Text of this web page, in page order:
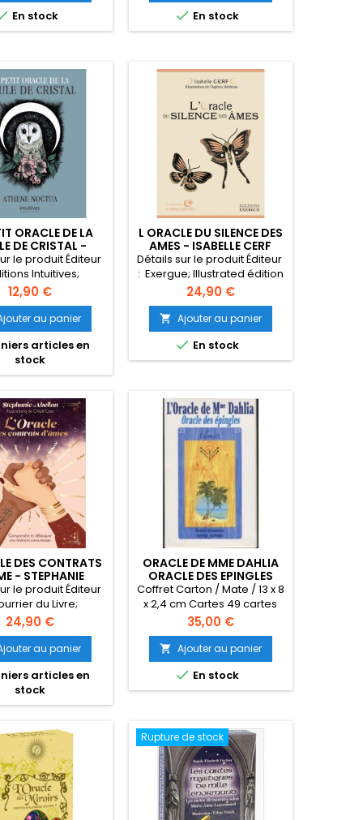
: ‎ 610 g
4.7 x 17.5
En stock  En stock
ORACLE DE LA
DE CRISTAL -
NOCTUA
le produit Éditeur
Intuitives;
édition (15 février
: ‎ Français
ISBN-13 ‏ : ‎ 978-
Poids de l'article
x 13 cm
Prix
12,90 €
au panier
articles en
stock
L ORACLE DU SILENCE DES
AMES - ISABELLE CERF
Détails sur le produit Éditeur ‏
: ‎ Exergue; Illustrated édition
(26 septembre 2024)
Langue ‏ : ‎ Français Relié ‏ :
‎ 248 pages ISBN-10 ‏ :
‎ 2361887983 ISBN-13 ‏ : ‎ 978-
2361887988 Poids de
l'article ‏ : ‎ 410 g Dimensions ‏ :
Prix
24,90 €
 Ajouter au panier
 En stock
DES CONTRATS
- STEPHANIE
ABELLAN
le produit Éditeur
du Livre;
édition (4 janvier
: ‎ Français
ISBN-13 ‏ : ‎ 978-
Poids de
x 4.3 x 17.3 cm
Prix
24,90 €
au panier
articles en
stock
ORACLE DE MME DAHLIA
ORACLE DES EPINGLES
Coffret Carton / Mate / 13 x 8
x 2,4 cm Cartes 49 cartes
Livre Livret en Noir et blanc
(En Français)
Prix
35,00 €
 Ajouter au panier
 En stock
Rupture de stock